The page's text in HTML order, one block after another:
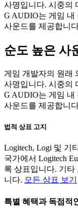
사명입니다. 시중의
G AUDIO는 게임 내
사운드를 제공합니
순도 높은 사
게임 개발자의 원래
사명입니다. 시중의
G AUDIO는 게임 내
사운드를 제공합니
법적 상표 고지
Logitech, Logi 및 기
국가에서 Logitech
록 상표입니다. 기타
니다. 모든 상표 보기
특별 혜택과 독점적